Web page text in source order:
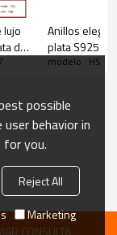
925 con
lujo
de
Anillos
plata S925 de
para hombre
joyería de
modelo :
CONSULTA
possible
behavior in
you.
Reject All
Marketing